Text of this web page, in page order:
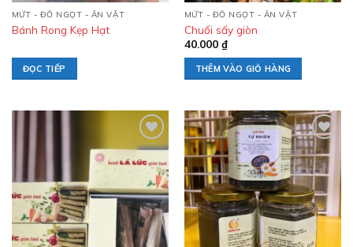
MỨT - ĐỒ NGỌT - ĂN VẶT
Bánh Rong Kẹp Hạt
ĐỌC TIẾP
MỨT - ĐỒ NGỌT - ĂN VẶT
Chuối sấy giòn
40.000 ₫
THÊM VÀO GIỎ HÀNG
Add to
wishlist
Add to
wishlist